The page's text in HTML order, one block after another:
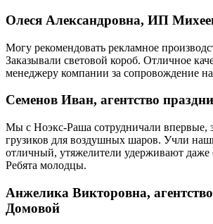
Олеся Александровна, ИП
Могу рекомендовать рекламное
Заказывали световой короб. Отличное
менеджеру компании за сопровождение на
Семенов Иван, агентство
Мы с Ноэкс-Раша сотрудничали впервые,
грузиков для воздушных шаров. Учли
отличный, утяжелители удерживают
Ребята молодцы.
Анжелика Викторовна,
Домовой